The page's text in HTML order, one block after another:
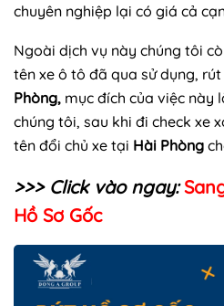
chuyên nghiệp lại có giá cả
Ngoài dịch vụ này chúng tôi
tên xe ô tô đã qua sử dụng,
Phòng, mục đích của việc này
chúng tôi, sau khi đi check xe
tên đổi chủ xe tại Hài Phòng
>>> Click vào ngay:
Hồ Sơ Gốc